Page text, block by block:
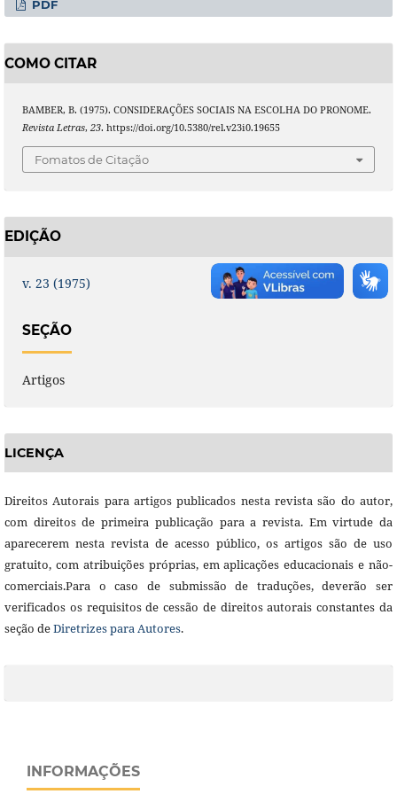
PDF
COMO CITAR
BAMBER, B. (1975). CONSIDERAÇÕES SOCIAIS NA ESCOLHA DO PRONOME.
Revista Letras, 23. https://doi.org/10.5380/rel.v23i0.19655
Fomatos de Citação
EDIÇÃO
v. 23 (1975)
SEÇÃO
Artigos
LICENÇA
Direitos Autorais para artigos publicados nesta revista são do autor,
com direitos de primeira publicação para a revista. Em virtude da
aparecerem nesta revista de acesso público, os artigos são de uso
gratuito, com atribuições próprias, em aplicações educacionais e não-
comerciais.Para o caso de submissão de traduções, deverão ser
verificados os requisitos de cessão de direitos autorais constantes da
seção deDiretrizes para Autores.
INFORMAÇÕES